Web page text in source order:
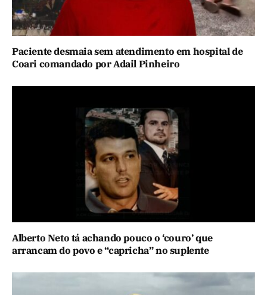
Paciente desmaia sem atendimento em hospital de
Coari comandado por Adail Pinheiro
Alberto Neto tá achando pouco o ‘couro’ que
arrancam do povo e “capricha” no suplente